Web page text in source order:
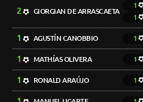
2 GIORGIAN DE ARRASCAETA
1
1
1 AGUSTÍN CANOBBIO 1
1 MATHÍAS OLIVERA 1
1 RONALD ARAÚJO 1